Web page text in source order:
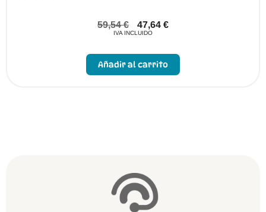
59,54€ 47,64 €
IVA INCLUIDO
Añadir al carrito